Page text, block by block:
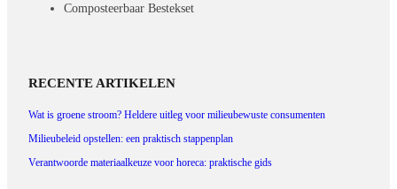
Composteerbaar Bestekset
RECENTE ARTIKELEN
Wat is groene stroom? Heldere uitleg voor milieubewuste consumenten
Milieubeleid opstellen: een praktisch stappenplan
Verantwoorde materiaalkeuze voor horeca: praktische gids